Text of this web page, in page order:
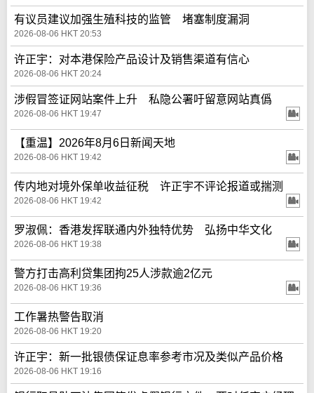
有议员建议加强生殖科技的监管 堵塞制度漏洞
2026-08-06 HKT 20:53
许正宇：对本港保险产品设计及销售渠道有信心
2026-08-06 HKT 20:24
涉假冒签证网站案件上升 私隐公署吁留意网站真僞
2026-08-06 HKT 19:47
【重温】2026年8月6日新闻天地
2026-08-06 HKT 19:42
传内地对境外保单收益征税 许正宇不评论报道或揣测
2026-08-06 HKT 19:42
罗淑佩：香港发挥联通内外独特优势 弘扬中华文化
2026-08-06 HKT 19:38
警方打击高利贷集团拘25人涉款逾2亿元
2026-08-06 HKT 19:36
工作暑热警告取消
2026-08-06 HKT 19:20
许正宇：新一批银债保证息率参考市况及类似产品价格
2026-08-06 HKT 19:16